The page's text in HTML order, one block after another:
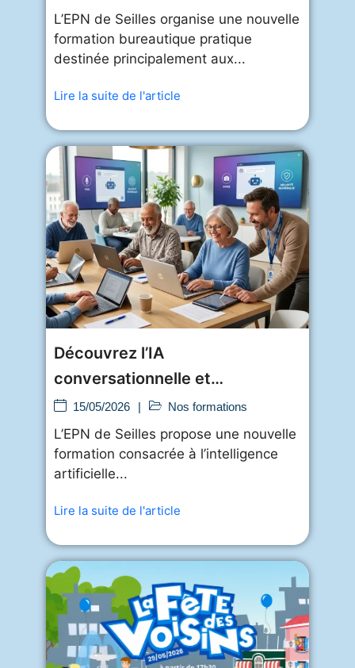
L’EPN de Seilles organise une nouvelle
formation bureautique pratique
destinée principalement aux...
Lire la suite de l'article
Découvrez l’IA
conversationnelle et
multimodale à l’EPN de
15/05/2026 | Nos formations
L’EPN de Seilles propose une nouvelle
formation consacrée à l’intelligence
artificielle...
Lire la suite de l'article